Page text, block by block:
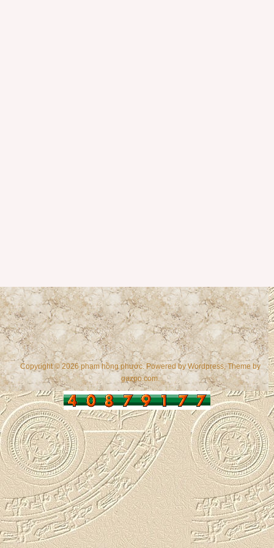
Copyright © 2026 phạm hồng phước. Powered byWordpress , Theme by
gazpo.com.